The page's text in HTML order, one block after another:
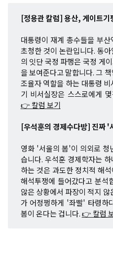
[정용관 칼럼] 용산, 게이트기
대통령이 재계 총수들을 부
초청한 것이 논란입니다. 동
의 잇단 국정 파행은 국정 게
을 보여준다고 말합니다. 그
조율자 역할을 하는 대통령
기 비서실장은 스스로에게
👉 칼럼 보기
[우석훈의 경제수다방] 진짜 '
영화 '서울의 봄'이 의외로 청
습니다. 우석훈 경제학자는
하는 것은 과도한 정치적 해
해석투쟁에 들어갔다고 분석
않은 상황에서 파장이 적지
가 어정쩡하게 '좌빨' 타령하
봄이 온다는 겁니다.👉 칼럼